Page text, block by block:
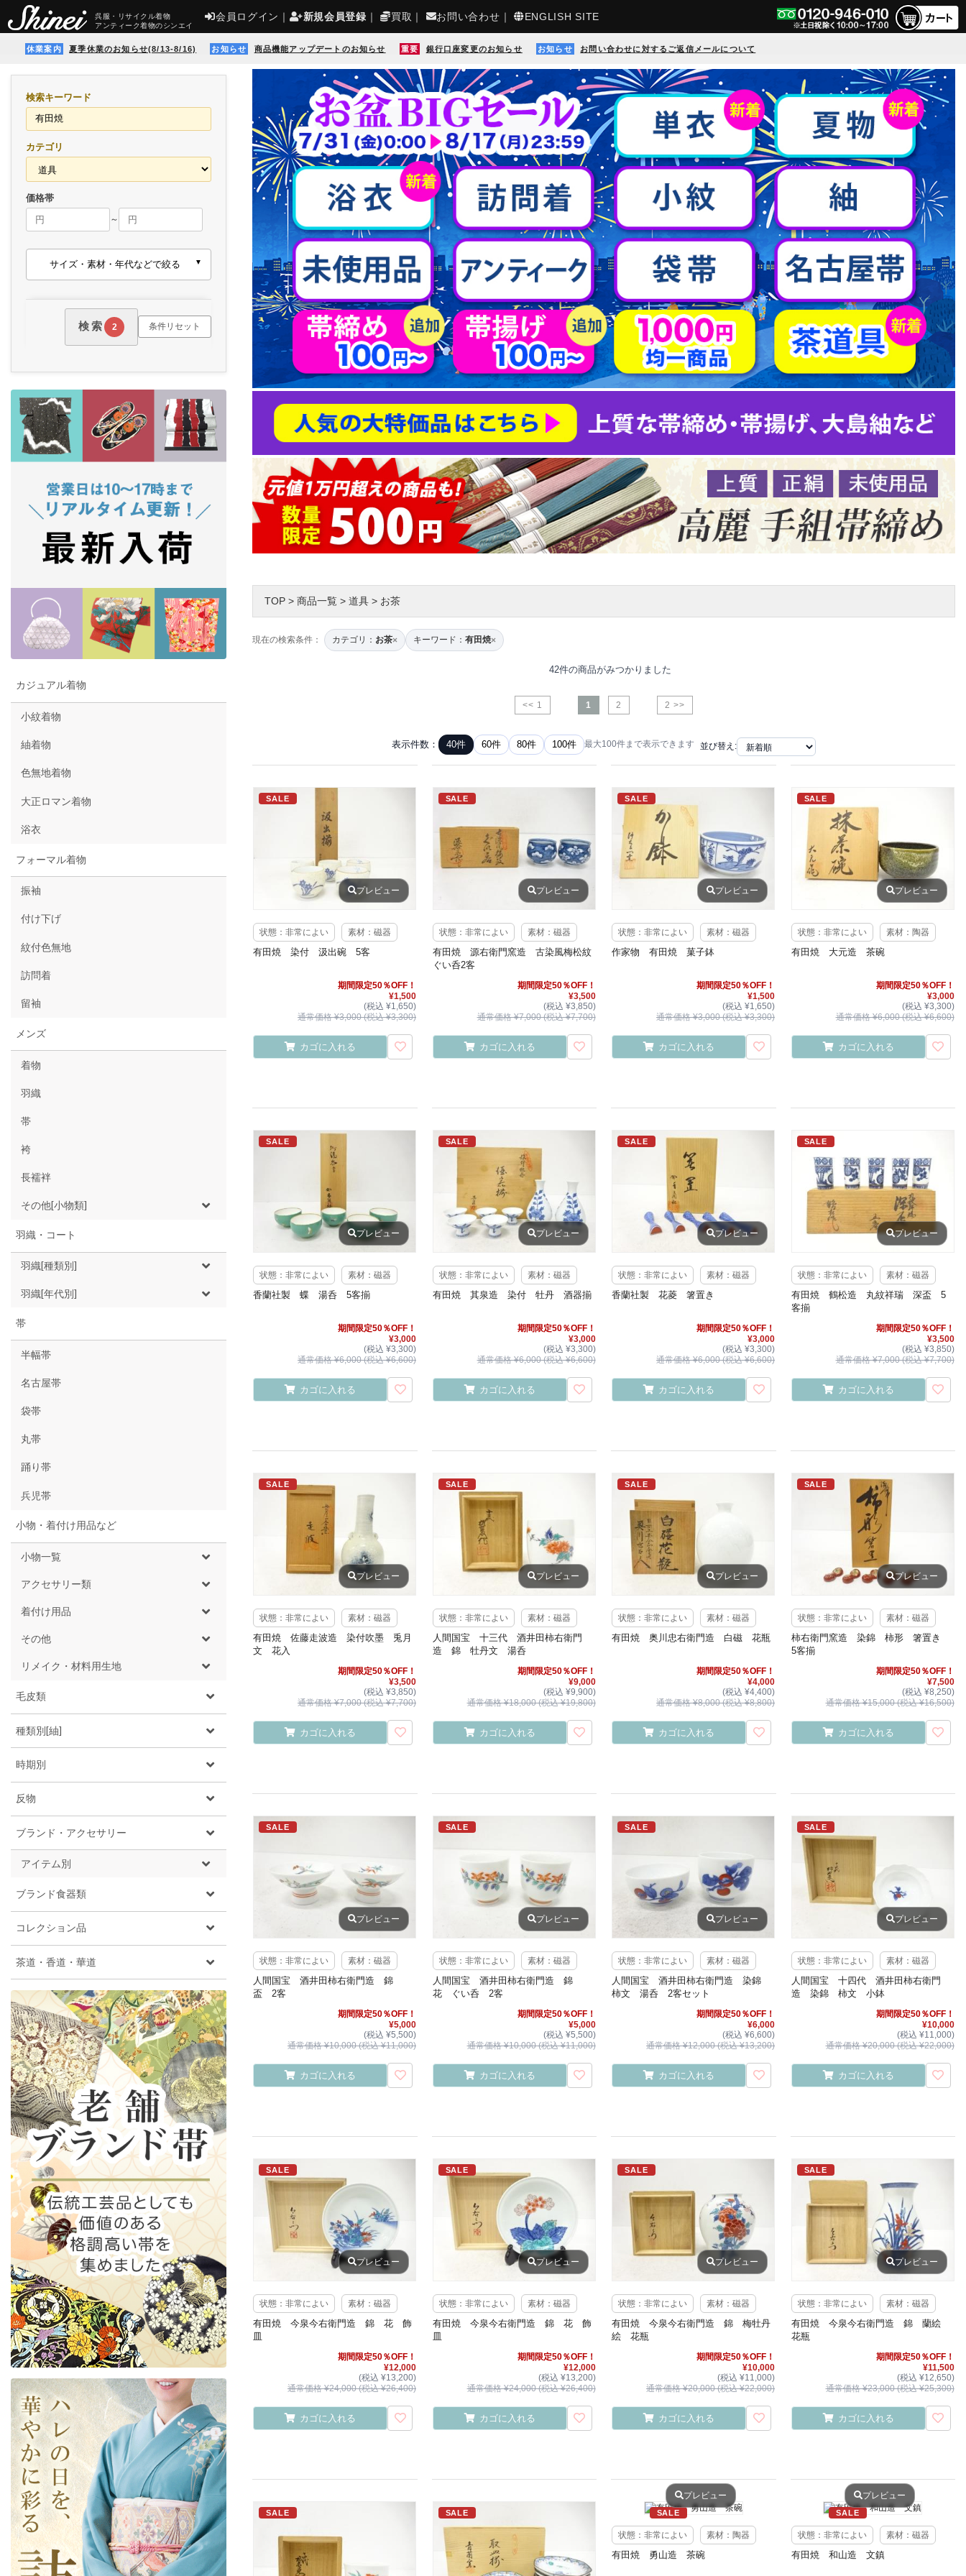
呉服・リサイクル着物
アンティーク着物のシンエイ
会員ログイン ｜ 新規会員登録 ｜ 買取 ｜ お問い合わせ ｜ ENGLISH SITE
休業案内 夏季休業のお知らせ(8/13-8/16) お知らせ 商品機能アップデートのお知らせ 重要 銀行口座変更のお知らせ お知らせ お問い合わせに対するご返信メールについて
検索キーワード
カテゴリ
価格帯
～
サイズ・素材・年代などで絞る
検索 2 条件リセット
カジュアル着物
小紋着物
紬着物
色無地着物
大正ロマン着物
浴衣
フォーマル着物
振袖
付け下げ
紋付色無地
訪問着
留袖
メンズ
着物
羽織
帯
袴
長襦袢
その他[小物類]
羽織・コート
羽織[種類別]
羽織[年代別]
帯
半幅帯
名古屋帯
袋帯
丸帯
踊り帯
兵児帯
小物・着付け用品など
小物一覧
アクセサリー類
着付け用品
その他
リメイク・材料用生地
毛皮類
種類別[紬]
時期別
反物
ブランド・アクセサリー
アイテム別
ブランド食器類
コレクション品
茶道・香道・華道
TOP > 商品一覧 > 道具 > お茶
現在の検索条件： カテゴリ： お茶× キーワード： 有田焼×
42件の商品がみつかりました
<< 1 1 2 2 >>
表示件数： 40件 60件 80件 100件 最大100件まで表示できます 並び替え:
SALE
プレビュー
状態：非常によい 素材：磁器
有田焼 染付 汲出碗 5客
期間限定50％OFF！
¥1,500
(税込 ¥1,650)
通常価格 ¥3,000 (税込 ¥3,300)
カゴに入れる
SALE
プレビュー
状態：非常によい 素材：磁器
有田焼 源右衛門窯造 古染風梅松紋
ぐい呑2客
期間限定50％OFF！
¥3,500
(税込 ¥3,850)
通常価格 ¥7,000 (税込 ¥7,700)
カゴに入れる
SALE
プレビュー
状態：非常によい 素材：磁器
作家物 有田焼 菓子鉢
期間限定50％OFF！
¥1,500
(税込 ¥1,650)
通常価格 ¥3,000 (税込 ¥3,300)
カゴに入れる
SALE
プレビュー
状態：非常によい 素材：陶器
有田焼 大元造 茶碗
期間限定50％OFF！
¥3,000
(税込 ¥3,300)
通常価格 ¥6,000 (税込 ¥6,600)
カゴに入れる
SALE
プレビュー
状態：非常によい 素材：磁器
香蘭社製 蝶 湯呑 5客揃
期間限定50％OFF！
¥3,000
(税込 ¥3,300)
通常価格 ¥6,000 (税込 ¥6,600)
カゴに入れる
SALE
プレビュー
状態：非常によい 素材：磁器
有田焼 其泉造 染付 牡丹 酒器揃
期間限定50％OFF！
¥3,000
(税込 ¥3,300)
通常価格 ¥6,000 (税込 ¥6,600)
カゴに入れる
SALE
プレビュー
状態：非常によい 素材：磁器
香蘭社製 花菱 箸置き
期間限定50％OFF！
¥3,000
(税込 ¥3,300)
通常価格 ¥6,000 (税込 ¥6,600)
カゴに入れる
SALE
プレビュー
状態：非常によい 素材：磁器
有田焼 鶴松造 丸紋祥瑞 深盃 5
客揃
期間限定50％OFF！
¥3,500
(税込 ¥3,850)
通常価格 ¥7,000 (税込 ¥7,700)
カゴに入れる
SALE
プレビュー
状態：非常によい 素材：磁器
有田焼 佐藤走波造 染付吹墨 兎月
文 花入
期間限定50％OFF！
¥3,500
(税込 ¥3,850)
通常価格 ¥7,000 (税込 ¥7,700)
カゴに入れる
SALE
プレビュー
状態：非常によい 素材：磁器
人間国宝 十三代 酒井田柿右衛門
造 錦 牡丹文 湯呑
期間限定50％OFF！
¥9,000
(税込 ¥9,900)
通常価格 ¥18,000 (税込 ¥19,800)
カゴに入れる
SALE
プレビュー
状態：非常によい 素材：磁器
有田焼 奥川忠右衛門造 白磁 花瓶
期間限定50％OFF！
¥4,000
(税込 ¥4,400)
通常価格 ¥8,000 (税込 ¥8,800)
カゴに入れる
SALE
プレビュー
状態：非常によい 素材：磁器
柿右衛門窯造 染錦 柿形 箸置き
5客揃
期間限定50％OFF！
¥7,500
(税込 ¥8,250)
通常価格 ¥15,000 (税込 ¥16,500)
カゴに入れる
SALE
プレビュー
状態：非常によい 素材：磁器
人間国宝 酒井田柿右衛門造 錦
盃 2客
期間限定50％OFF！
¥5,000
(税込 ¥5,500)
通常価格 ¥10,000 (税込 ¥11,000)
カゴに入れる
SALE
プレビュー
状態：非常によい 素材：磁器
人間国宝 酒井田柿右衛門造 錦
花 ぐい呑 2客
期間限定50％OFF！
¥5,000
(税込 ¥5,500)
通常価格 ¥10,000 (税込 ¥11,000)
カゴに入れる
SALE
プレビュー
状態：非常によい 素材：磁器
人間国宝 酒井田柿右衛門造 染錦
柿文 湯呑 2客セット
期間限定50％OFF！
¥6,000
(税込 ¥6,600)
通常価格 ¥12,000 (税込 ¥13,200)
カゴに入れる
SALE
プレビュー
状態：非常によい 素材：磁器
人間国宝 十四代 酒井田柿右衛門
造 染錦 柿文 小鉢
期間限定50％OFF！
¥10,000
(税込 ¥11,000)
通常価格 ¥20,000 (税込 ¥22,000)
カゴに入れる
SALE
プレビュー
状態：非常によい 素材：磁器
有田焼 今泉今右衛門造 錦 花 飾
皿
期間限定50％OFF！
¥12,000
(税込 ¥13,200)
通常価格 ¥24,000 (税込 ¥26,400)
カゴに入れる
SALE
プレビュー
状態：非常によい 素材：磁器
有田焼 今泉今右衛門造 錦 花 飾
皿
期間限定50％OFF！
¥12,000
(税込 ¥13,200)
通常価格 ¥24,000 (税込 ¥26,400)
カゴに入れる
SALE
プレビュー
状態：非常によい 素材：磁器
有田焼 今泉今右衛門造 錦 梅牡丹
絵 花瓶
期間限定50％OFF！
¥10,000
(税込 ¥11,000)
通常価格 ¥20,000 (税込 ¥22,000)
カゴに入れる
SALE
プレビュー
状態：非常によい 素材：磁器
有田焼 今泉今右衛門造 錦 蘭絵
花瓶
期間限定50％OFF！
¥11,500
(税込 ¥12,650)
通常価格 ¥23,000 (税込 ¥25,300)
カゴに入れる
SALE SALE SALE
プレビュー
状態：非常によい 素材：陶器
有田焼 勇山造 茶碗
SALE
プレビュー
状態：非常によい 素材：磁器
有田焼 和山造 文鎮